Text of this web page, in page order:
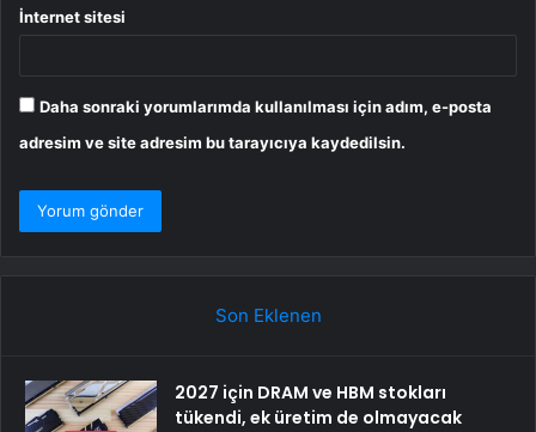
İnternet sitesi
Daha sonraki yorumlarımda kullanılması için adım, e-posta
adresim ve site adresim bu tarayıcıya kaydedilsin.
Son Eklenen
2027 için DRAM ve HBM stokları
tükendi, ek üretim de olmayacak